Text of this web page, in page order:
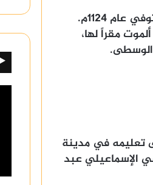
حسن الصباح شخصية تاريخية مثيرة للجدل، ولد في إيران عام 1037م وتوفي عام 1124م.
مقراً لها،
الوسطى.
تعليمه في مدينة
الإسماعيلي عبد